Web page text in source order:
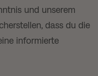
und unserem
dass du die
informierte